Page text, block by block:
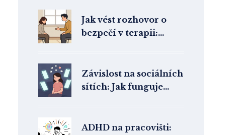
Jak vést rozhovor o
bezpečí v terapii:
Závislost na sociálních
sítích: Jak funguje
ADHD na pracovišti: